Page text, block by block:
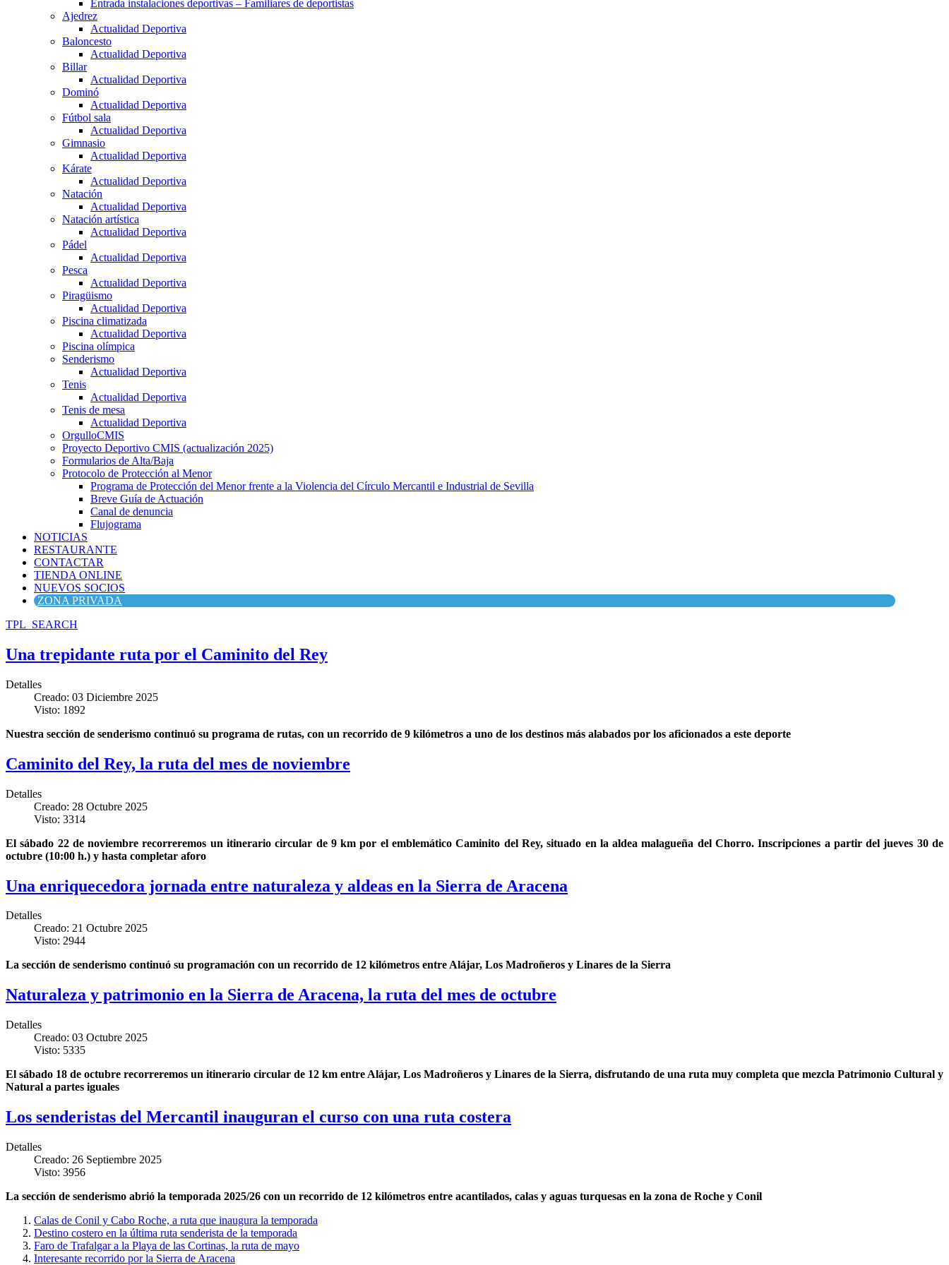
Entrada instalaciones deportivas – Familiares de deportistas
Ajedrez
Actualidad Deportiva
Baloncesto
Actualidad Deportiva
Billar
Actualidad Deportiva
Dominó
Actualidad Deportiva
Fútbol sala
Actualidad Deportiva
Gimnasio
Actualidad Deportiva
Kárate
Actualidad Deportiva
Natación
Actualidad Deportiva
Natación artística
Actualidad Deportiva
Pádel
Actualidad Deportiva
Pesca
Actualidad Deportiva
Piragüismo
Actualidad Deportiva
Piscina climatizada
Actualidad Deportiva
Piscina olímpica
Senderismo
Actualidad Deportiva
Tenis
Actualidad Deportiva
Tenis de mesa
Actualidad Deportiva
OrgulloCMIS
Proyecto Deportivo CMIS (actualización 2025)
Formularios de Alta/Baja
Protocolo de Protección al Menor
Programa de Protección del Menor frente a la Violencia del Círculo Mercantil e Industrial de Sevilla
Breve Guía de Actuación
Canal de denuncia
Flujograma
NOTICIAS
RESTAURANTE
CONTACTAR
TIENDA ONLINE
NUEVOS SOCIOS
ZONA PRIVADA
TPL_SEARCH
Una trepidante ruta por el Caminito del Rey
Detalles
Creado: 03 Diciembre 2025
Visto: 1892
Nuestra sección de senderismo continuó su programa de rutas, con un recorrido de 9 kilómetros a uno de los destinos más alabados por los aficionados a este deporte
Caminito del Rey, la ruta del mes de noviembre
Detalles
Creado: 28 Octubre 2025
Visto: 3314
El sábado 22 de noviembre recorreremos un itinerario circular de 9 km por el emblemático Caminito del Rey, situado en la aldea malagueña del Chorro. Inscripciones a partir del jueves 30 de
octubre (10:00 h.) y hasta completar aforo
Una enriquecedora jornada entre naturaleza y aldeas en la Sierra de Aracena
Detalles
Creado: 21 Octubre 2025
Visto: 2944
La sección de senderismo continuó su programación con un recorrido de 12 kilómetros entre Alájar, Los Madroñeros y Linares de la Sierra
Naturaleza y patrimonio en la Sierra de Aracena, la ruta del mes de octubre
Detalles
Creado: 03 Octubre 2025
Visto: 5335
El sábado 18 de octubre recorreremos un itinerario circular de 12 km entre Alájar, Los Madroñeros y Linares de la Sierra, disfrutando de una ruta muy completa que mezcla Patrimonio Cultural y
Natural a partes iguales
Los senderistas del Mercantil inauguran el curso con una ruta costera
Detalles
Creado: 26 Septiembre 2025
Visto: 3956
La sección de senderismo abrió la temporada 2025/26 con un recorrido de 12 kilómetros entre acantilados, calas y aguas turquesas en la zona de Roche y Conil
Calas de Conil y Cabo Roche, a ruta que inaugura la temporada
Destino costero en la última ruta senderista de la temporada
Faro de Trafalgar a la Playa de las Cortinas, la ruta de mayo
Interesante recorrido por la Sierra de Aracena